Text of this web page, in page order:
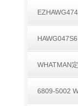
WHATMAN
6809-5002